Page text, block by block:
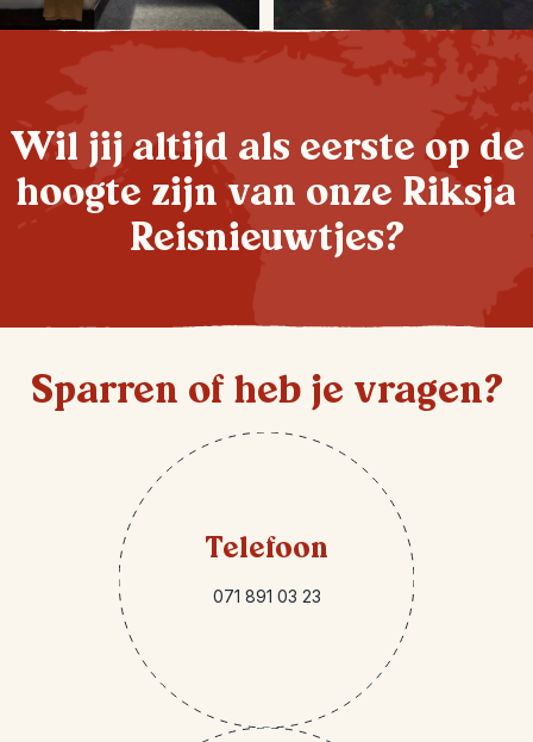
Wil jij altijd als eerste op de
hoogte zijn van onze Riksja
Reisnieuwtjes?
Sparren of heb je vragen?
Telefoon
071 891 03 23